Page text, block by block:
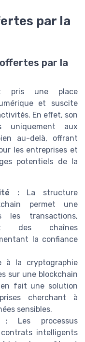
par la
par la
pris une place
et suscite
En effet, son
uniquement aux
au-delà, offrant
les entreprises et
potentiels de la
:La structure
permet une
les transactions,
des chaînes
la confiance
à la cryptographie
sur une blockchain
fait une solution
cherchant à
sensibles.
: Les processus
intelligents